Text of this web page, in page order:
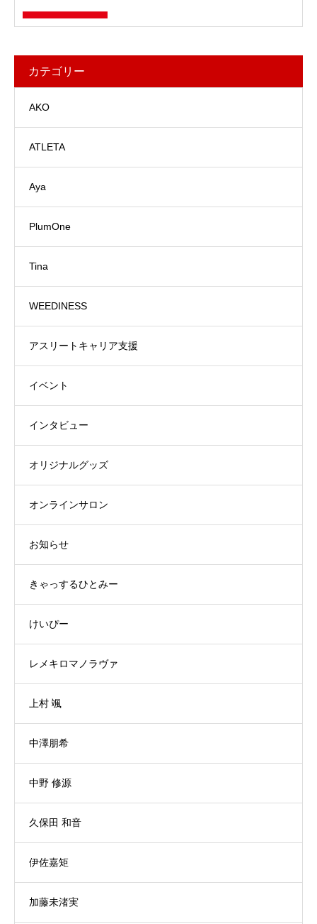
カテゴリー
AKO
ATLETA
Aya
PlumOne
Tina
WEEDINESS
アスリートキャリア支援
イベント
インタビュー
オリジナルグッズ
オンラインサロン
お知らせ
きゃっするひとみー
けいぴー
レメキロマノラヴァ
上村 颯
中澤朋希
中野 修源
久保田 和音
伊佐嘉矩
加藤未渚実